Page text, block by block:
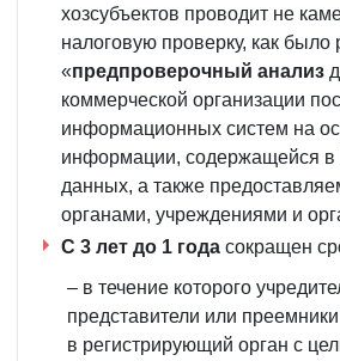
хозсубъектов проводит не
налоговую проверку, как
«предпроверочный анализ
коммерческой организации
информационных систем на
информации, содержащейся в
данных, а также
органами, учреждениями и
С 3 лет до 1 года сокращен
– в течение которого
представители или
в регистрирующий орган с